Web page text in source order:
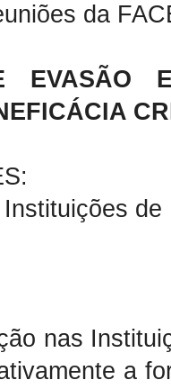
da
EVASÃO
nas
a